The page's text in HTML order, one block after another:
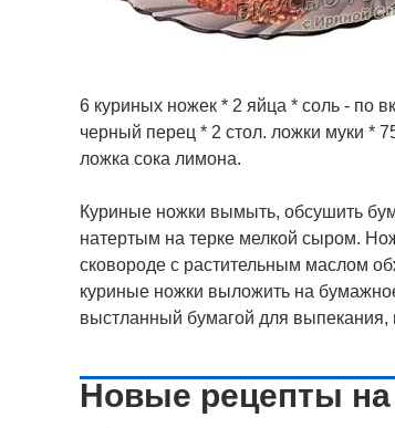
6 куриных ножек * 2 яйца * соль - по
черный перец * 2 стол. ложки муки *
ложка сока лимона.
Куриные ножки вымыть, обсушить
натертым на терке мелкой сыром.
сковороде с растительным маслом
куриные ножки выложить на
выстланный бумагой для выпекания,
Новые рецепты на